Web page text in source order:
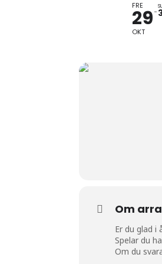
FRE
29
OKT
Om
Er du glad i
Spelar du
Om du